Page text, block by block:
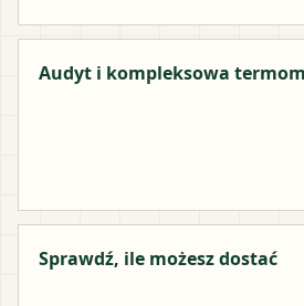
Audyt i kompleksowa
Sprawdź, ile możesz dostać